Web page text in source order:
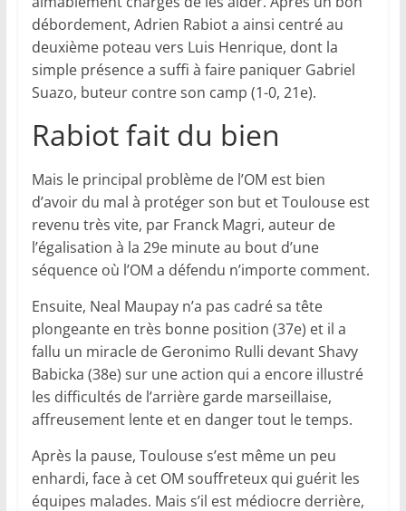
débordement, Adrien Rabiot a ainsi centré au
deuxième poteau vers Luis Henrique, dont la
simple présence a suffi à faire paniquer Gabriel
Suazo, buteur contre son camp (1-0, 21e).
Rabiot fait du bien
Mais le principal problème de l’OM est bien
d’avoir du mal à protéger son but et Toulouse est
revenu très vite, par Franck Magri, auteur de
l’égalisation à la 29e minute au bout d’une
séquence où l’OM a défendu n’importe comment.
Ensuite, Neal Maupay n’a pas cadré sa tête
plongeante en très bonne position (37e) et il a
fallu un miracle de Geronimo Rulli devant Shavy
Babicka (38e) sur une action qui a encore illustré
les difficultés de l’arrière garde marseillaise,
affreusement lente et en danger tout le temps.
Après la pause, Toulouse s’est même un peu
enhardi, face à cet OM souffreteux qui guérit les
équipes malades. Mais s’il est médiocre derrière,